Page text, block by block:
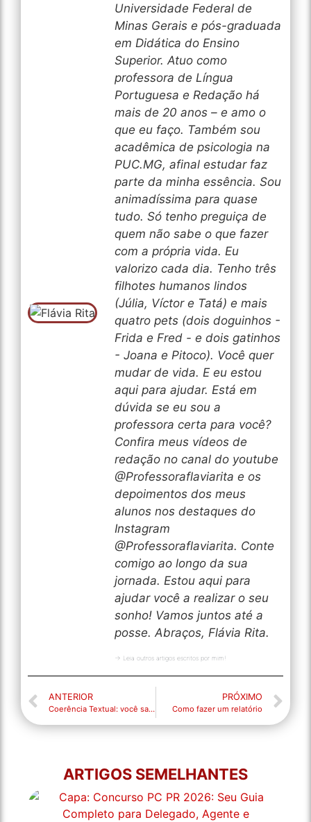
Universidade Federal de
Minas Gerais e pós-graduada
em Didática do Ensino
Superior. Atuo como
professora de Língua
Portuguesa e Redação há
mais de 20 anos – e amo o
que eu faço. Também sou
acadêmica de psicologia na
PUC.MG, afinal estudar faz
parte da minha essência. Sou
animadíssima para quase
tudo. Só tenho preguiça de
quem não sabe o que fazer
com a própria vida. Eu
valorizo cada dia. Tenho três
filhotes humanos lindos
(Júlia, Víctor e Tatá) e mais
quatro pets (dois doguinhos -
Frida e Fred - e dois gatinhos
- Joana e Pitoco). Você quer
mudar de vida. E eu estou
aqui para ajudar. Está em
dúvida se eu sou a
professora certa para você?
Confira meus vídeos de
redação no canal do youtube
@Professoraflaviarita e os
depoimentos dos meus
alunos nos destaques do
Instagram
@Professoraflaviarita. Conte
comigo ao longo da sua
jornada. Estou aqui para
ajudar você a realizar o seu
sonho! Vamos juntos até a
posse. Abraços, Flávia Rita.
→ Leia outros artigos escritos por mim!
ANTERIOR
Coerência Textual: você sabe o que é?
PRÓXIMO
Como fazer um relatório
ARTIGOS SEMELHANTES